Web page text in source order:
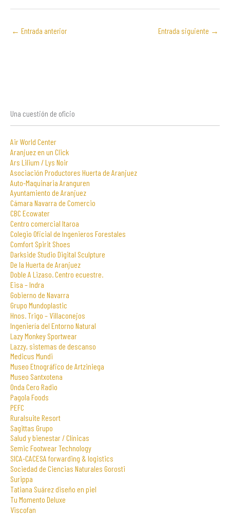
← Entrada anterior Entrada siguiente →
Una cuestión de oficio
Air World Center
Aranjuez en un Click
Ars Lilium / Lys Noir
Asociación Productores Huerta de Aranjuez
Auto-Maquinaria Aranguren
Ayuntamiento de Aranjuez
Cámara Navarra de Comercio
CBC Ecowater
Centro comercial Itaroa
Colegio Oficial de Ingenieros Forestales
Comfort Spirit Shoes
Darkside Studio Digital Sculpture
De la Huerta de Aranjuez
Doble A Lizaso. Centro ecuestre.
Eisa – Indra
Gobierno de Navarra
Grupo Mundoplastic
Hnos. Trigo – Villaconejos
Ingeniería del Entorno Natural
Lazy Monkey Sportwear
Lazzy, sistemas de descanso
Medicus Mundi
Museo Etnográfico de Artziniega
Museo Santxotena
Onda Cero Radio
Pagola Foods
PEFC
Ruralsuite Resort
Sagittas Grupo
Salud y bienestar / Clínicas
Semic Footwear Technology
SICA-CACESA forwarding & logistics
Sociedad de Ciencias Naturales Gorosti
Surippa
Tatiana Suárez diseño en piel
Tu Momento Deluxe
Viscofan